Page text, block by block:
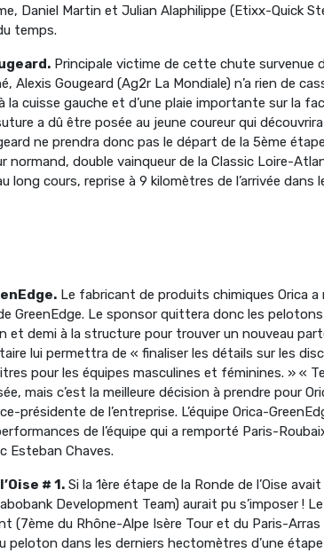
Daniel Martin et Julian Alaphilippe (Etixx-Quick
temps.
Principale victime de cette chute survenue
Alexis Gougeard (Ag2r La Mondiale) n’a rien de
la cuisse gauche et d’une plaie importante sur la
a dû être posée au jeune coureur qui
ne prendra donc pas le départ de la 5ème
normand, double vainqueur de la Classic Loire-
long cours, reprise à 9 kilomètres de l’arrivée dans
Le fabricant de produits chimiques Orica
GreenEdge. Le sponsor quittera donc les
et demi à la structure pour trouver un nouveau
lui permettra de « finaliser les détails sur les
pour les équipes masculines et féminines. » «
mais c’est la meilleure décision à prendre pour
présidente de l’entreprise. L’équipe Orica-
de l’équipe qui a remporté Paris-
Esteban Chaves.
# 1. Si la 1ère étape de la Ronde de l’Oise
Development Team) aurait pu s’imposer !
(7ème du Rhône-Alpe Isère Tour et du Paris-
peloton dans les derniers hectomètres d’une